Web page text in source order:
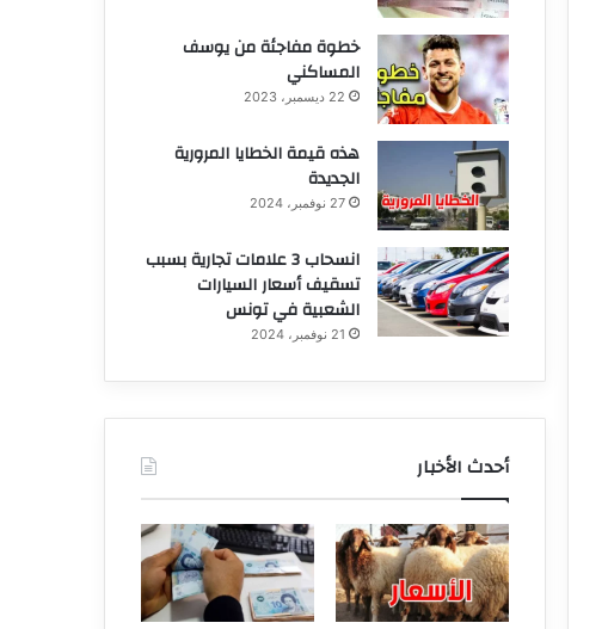
خطوة مفاجئة من يوسف
المساكني
22 ديسمبر، 2023
هذه قيمة الخطايا المرورية
الجديدة
27 نوفمبر، 2024
انسحاب 3 علامات تجارية بسبب
تسقيف أسعار السيارات
الشعبية في تونس
21 نوفمبر، 2024
أحدث الأخبار